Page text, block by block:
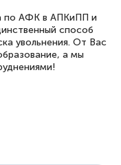
по АФК в АПКиПП и
способ
увольнения. От Вас
а мы